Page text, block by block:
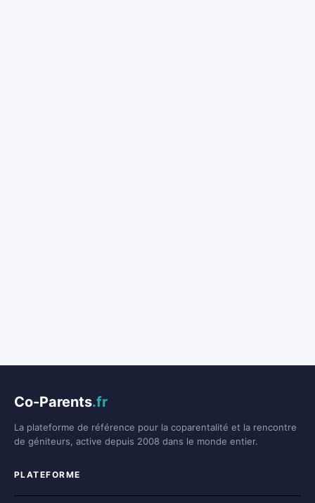
Co-Parents.fr
La plateforme de référence pour la coparentalité et la rencontre
de géniteurs, active depuis 2008 dans le monde entier.
PLATEFORME